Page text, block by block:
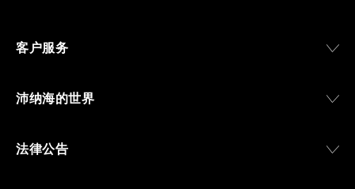
客户服务
沛纳海的世界
法律公告